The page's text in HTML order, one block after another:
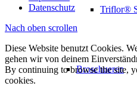
Triflor®
Broschueren
Datenschutz
Nach oben scrollen
Diese Website benutzt Cookies.
gehen wir von deinem
By continuing to browse the site,
cookies.